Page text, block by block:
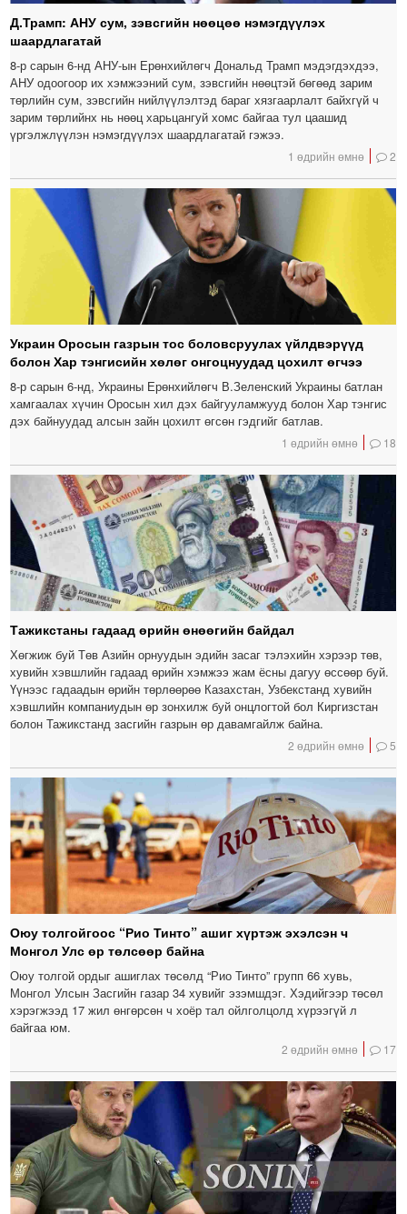
Д.Трамп: АНУ сум, зэвсгийн нөөцөө нэмэгдүүлэх
шаардлагатай
8-р сарын 6-нд АНУ-ын Ерөнхийлөгч Дональд Трамп мэдэгдэхдээ,
АНУ одоогоор их хэмжээний сум, зэвсгийн нөөцтэй бөгөөд зарим
төрлийн сум, зэвсгийн нийлүүлэлтэд бараг хязгаарлалт байхгүй ч
зарим төрлийнх нь нөөц харьцангуй хомс байгаа тул цаашид
үргэлжлүүлэн нэмэгдүүлэх шаардлагатай гэжээ.
1 өдрийн өмнө 2
Украин Оросын газрын тос боловсруулах үйлдвэрүүд
болон Хар тэнгисийн хөлөг онгоцнуудад цохилт өгчээ
8-р сарын 6-нд, Украины Ерөнхийлөгч В.Зеленский Украины батлан ​​
хамгаалах хүчин Оросын хил дэх байгууламжууд болон Хар тэнгис
дэх байнуудад алсын зайн цохилт өгсөн гэдгийг батлав.
1 өдрийн өмнө 18
Тажикстаны гадаад өрийн өнөөгийн байдал
Хөгжиж буй Төв Азийн орнуудын эдийн засаг тэлэхийн хэрээр төв,
хувийн хэвшлийн гадаад өрийн хэмжээ жам ёсны дагуу өссөөр буй.
Үүнээс гадаадын өрийн төрлөөрөө Казахстан, Узбекстанд хувийн
хэвшлийн компаниудын өр зонхилж буй онцлогтой бол Киргизстан
болон Тажикстанд засгийн газрын өр давамгайлж байна.
2 өдрийн өмнө 5
Оюу толгойгоос “Рио Тинто” ашиг хүртэж эхэлсэн ч
Монгол Улс өр төлсөөр байна
Оюу толгой ордыг ашиглах төсөлд “Рио Тинто” групп 66 хувь,
Монгол Улсын Засгийн газар 34 хувийг эзэмшдэг. Хэдийгээр төсөл
хэрэгжээд 17 жил өнгөрсөн ч хоёр тал ойлголцолд хүрээгүй л
байгаа юм.
2 өдрийн өмнө 17